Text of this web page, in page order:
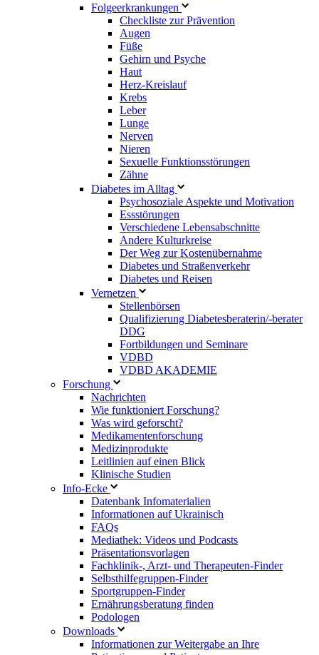
Folgeerkrankungen
Checkliste zur Prävention
Augen
Füße
Gehirn und Psyche
Haut
Herz-Kreislauf
Krebs
Leber
Lunge
Nerven
Nieren
Sexuelle Funktionsstörungen
Zähne
Diabetes im Alltag
Psychosoziale Aspekte und Motivation
Essstörungen
Verschiedene Lebensabschnitte
Andere Kulturkreise
Der Weg zur Kostenübernahme
Diabetes und Straßenverkehr
Diabetes und Reisen
Vernetzen
Stellenbörsen
Qualifizierung Diabetesberaterin/­-berater
DDG
Fortbildungen und Seminare
VDBD
VDBD AKADEMIE
Forschung
Nachrichten
Wie funktioniert Forschung?
Was wird geforscht?
Medikamentenforschung
Medizinprodukte
Leitlinien auf einen Blick
Klinische Studien
Info-Ecke
Datenbank Infomaterialien
Informationen auf Ukrainisch
FAQs
Mediathek: Videos und Podcasts
Präsentationsvorlagen
Fachklinik-, Arzt- und Therapeuten-Finder
Selbsthilfegruppen-Finder
Sportgruppen-Finder
Ernährungsberatung finden
Podologen
Downloads
Informationen zur Weitergabe an Ihre